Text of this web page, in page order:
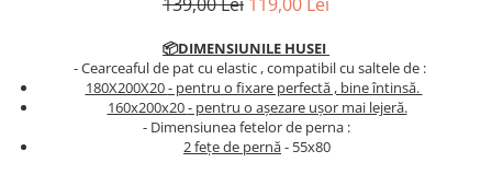
Lenjerii De Pat Catifea
Lenjerii De Pat Cocolino
Set Lenjerie De Pat Blana
Artificiala De Iepure, 6 Piese, 2
📦DIMENSIUNILE HUSEI
- Cearceaful de pat cu elastic , compatibil cu saltele de :
180X200X20- pentru o fixare perfectă , bine întinsă.
​​​​160x200x20- pentru o așezare ușor mai lejeră.
- Dimensiunea fetelor de perna :
2 fețe de pernă- 55x80